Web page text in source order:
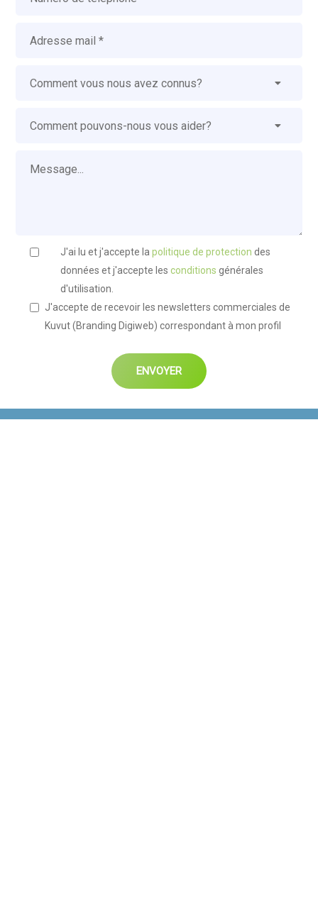
J'ai lu et j'accepte lapolitique de protection des
données et j'accepte lesconditionsgénérales
d'utilisation.
J'accepte de recevoir les newsletters commerciales de
Kuvut (Branding Digiweb) correspondant à mon profil